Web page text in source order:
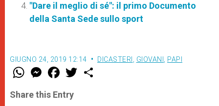
"Dare il meglio di sé": il primo Documento
della Santa Sede sullo sport
GIUGNO 24, 2019 12:14 DICASTERI GIOVANI PAPI
W
t
s
M
e
s
e
F
a
e
b
w
Share this Entry